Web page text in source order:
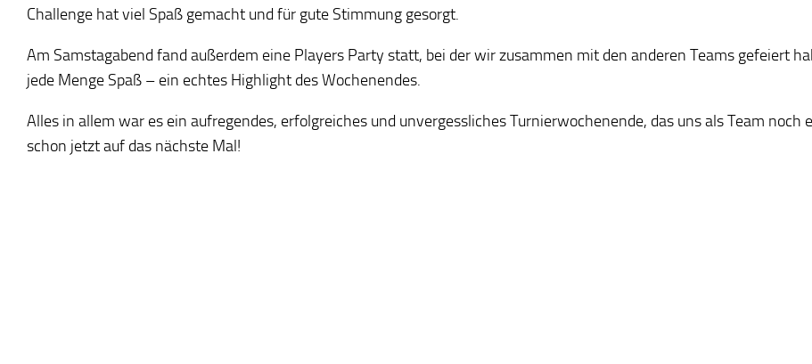
Challenge hat viel Spaß gemacht und für gute Stimmung gesorgt.
Am Samstagabend fand außerdem eine Players Party statt, bei der wir zusammen mit den anderen Teams gefeiert
jede Menge Spaß – ein echtes Highlight des Wochenendes.
Alles in allem war es ein aufregendes, erfolgreiches und unvergessliches Turnierwochenende, das uns als Team
schon jetzt auf das nächste Mal!